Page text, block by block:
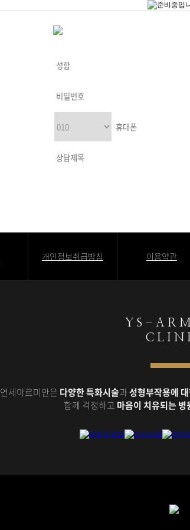
개인정보취급방침 이용약관
Y S - A R
C L I N
연세아르미안은 다양한 특화시술과성형부작용에
함께 걱정하고 마음이 치유되는 병